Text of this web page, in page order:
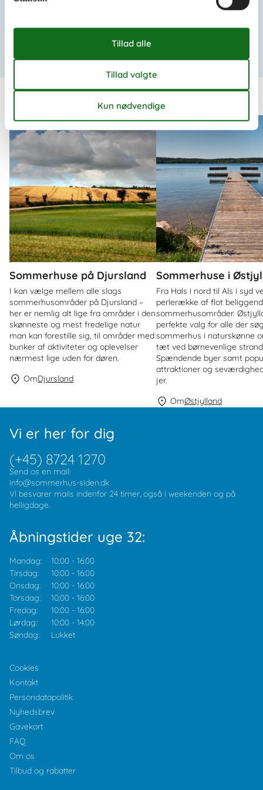
Sommerhus Østjylland privat Ebeltoft
Sommerhus Ebeltoft 8 personer
Vis liste
Andre artikler
Sommerhuse på Djursland
I kan vælge mellem alle slags
sommerhusområder på Djursland –
her er nemlig alt lige fra områder i den
skønneste og mest fredelige natur
man kan forestille sig, til områder med
bunker af aktiviteter og oplevelser
nærmest lige uden for døren.
OmDjursland
Sommerhuse i
Fra Hals i nord til Als i syd
perlerække af flot
sommerhusområder.
perfekte valg for alle der
sommerhus i naturskønne
tæt ved børnevenlige
Spændende byer samt
attraktioner og
jer.
OmØstjylland
Vi er her for dig
(+45) 8724 1270
Send os en mail:
info@sommerhus-siden.dk
Vi besvarer mails indenfor 24 timer, også i weekenden og på
helligdage.
Åbningstider uge 32:
Mandag: 10:00 - 16:00
Tirsdag:
10:00 - 16:00
Onsdag:
10:00 - 16:00
Torsdag:
10:00 - 16:00
Fredag:
10:00 - 16:00
Lørdag:
10:00 - 14:00
Søndag:
Lukket
Cookies
Kontakt
Persondatapolitik
Nyhedsbrev
Gavekort
FAQ
Om os
Tilbud og rabatter